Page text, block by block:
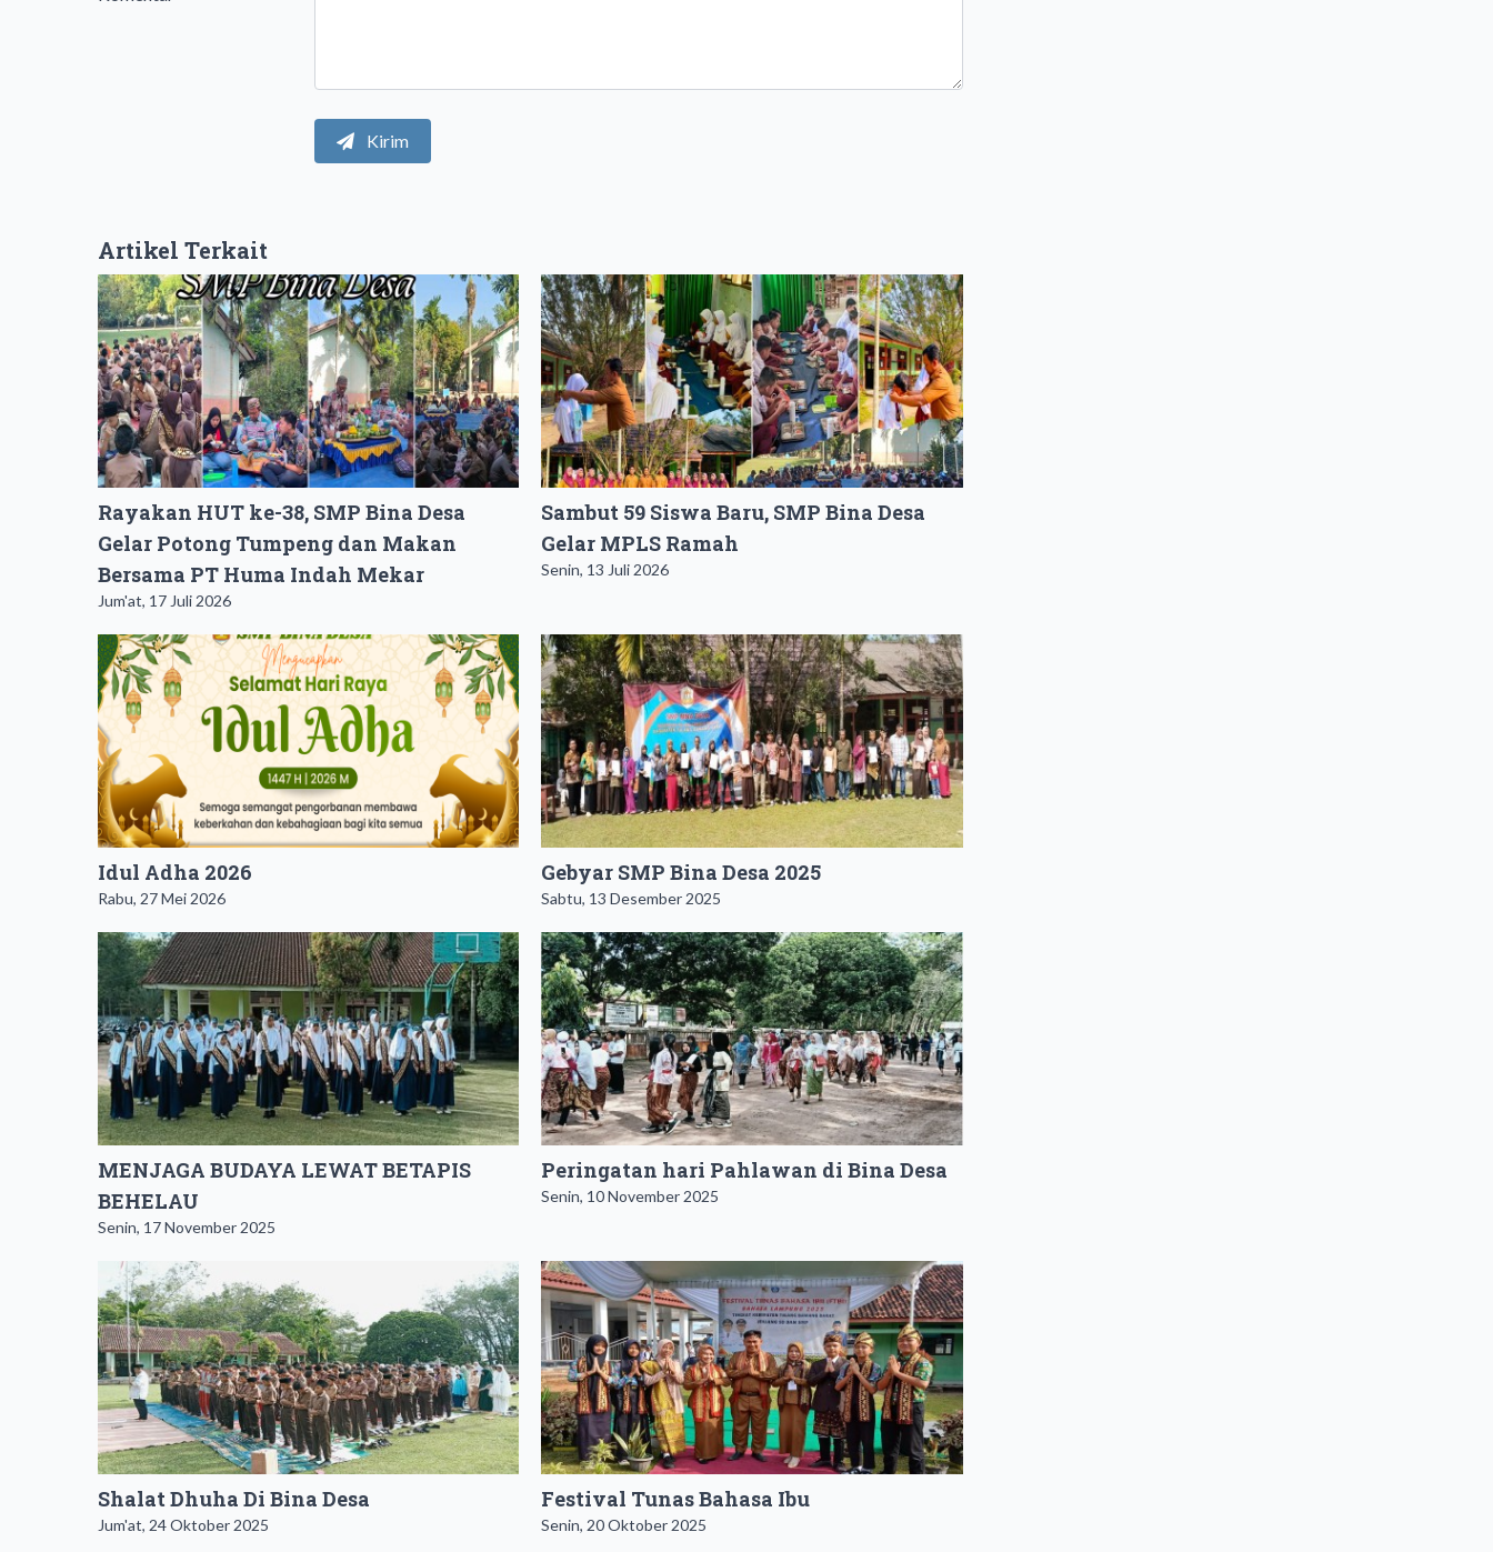
Kirim
Artikel Terkait
Rayakan HUT ke-38, SMP Bina Desa
Gelar Potong Tumpeng dan Makan
Bersama PT Huma Indah Mekar
Jum'at, 17 Juli 2026
Sambut 59 Siswa Baru, SMP Bina Desa
Gelar MPLS Ramah
Senin, 13 Juli 2026
Idul Adha 2026
Rabu, 27 Mei 2026
Gebyar SMP Bina Desa 2025
Sabtu, 13 Desember 2025
MENJAGA BUDAYA LEWAT BETAPIS
BEHELAU
Senin, 17 November 2025
Peringatan hari Pahlawan di Bina Desa
Senin, 10 November 2025
Shalat Dhuha Di Bina Desa
Jum'at, 24 Oktober 2025
Festival Tunas Bahasa Ibu
Senin, 20 Oktober 2025